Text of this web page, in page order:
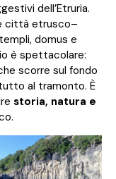
dell’Etruria.
città etrusco–
domus e
è spettacolare:
scorre sul fondo
al tramonto. È
storia, natura e